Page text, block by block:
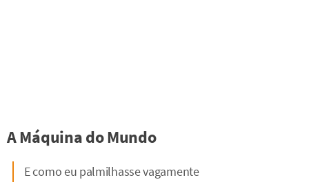
A Máquina do Mundo
E como eu palmilhasse vagamente